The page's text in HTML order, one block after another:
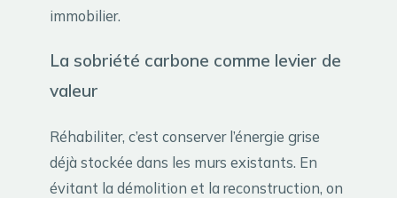
immobilier.
La sobriété carbone comme levier de
valeur
Réhabiliter, c’est conserver l’énergie grise
déjà stockée dans les murs existants. En
évitant la démolition et la reconstruction, on